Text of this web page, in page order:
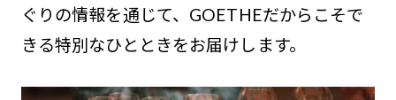
ぐりの情報を通じて、GOETHEだからこそで
きる特別なひとときをお届けします。